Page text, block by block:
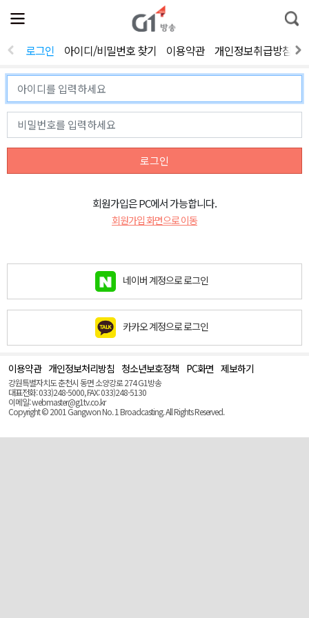
전
체
뉴
열
통
합
색
로그인 아이디/비밀번호 찾기 이용약관 개인정보취급방침
로그인
회원가입은 PC에서 가능합니다.
회원가입 화면으로 이동
네이버 계정으로 로그인
카카오 계정으로 로그인
이용약관 개인정보처리방침 청소년보호정책 PC화면 제보하기
강원특별자치도 춘천시 동면 소양강로 274 G1방송
대표전화: 033)248-5000, FAX: 033)248-5130
이메일: webmaster@g1tv.co.kr
Copyright © 2001 Gangwon No. 1 Broadcasting. All Rights Reserved.